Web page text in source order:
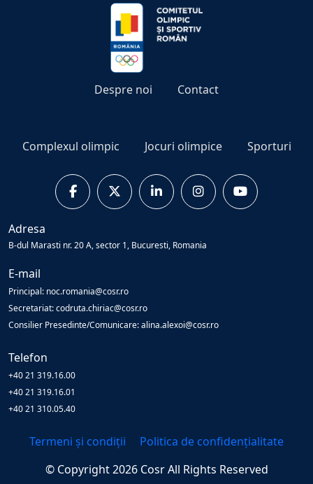
Despre noi Contact
Complexul olimpic Jocuri olimpice Sporturi
Adresa
B-dul Marasti nr. 20 A, sector 1, Bucuresti, Romania
E-mail
Principal: noc.romania@cosr.ro
Secretariat: codruta.chiriac@cosr.ro
Consilier Presedinte/Comunicare: alina.alexoi@cosr.ro
Telefon
+40 21 319.16.00
+40 21 319.16.01
+40 21 310.05.40
Termeni și condiții
Politica de confidențialitate
© Copyright2026 CosrAll Rights Reserved